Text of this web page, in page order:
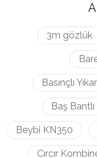
3m gözlük
Basınçlı
Baş
Beybi KN350
Cırcır